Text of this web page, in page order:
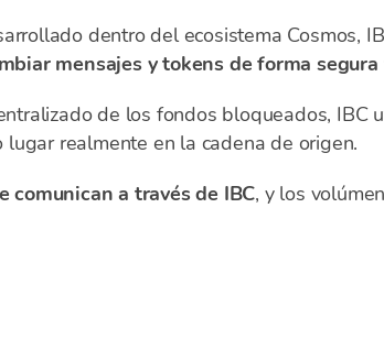
dentro del ecosistema Cosmos,
mensajes y tokens de forma segura
de los fondos bloqueados, IBC
realmente en la cadena de origen.
comunican a través de IBC, y los